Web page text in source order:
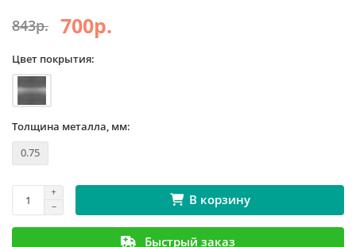
843р. 700р.
Цвет покрытия:
Толщина металла, мм:
0.75
В корзину
Быстрый заказ